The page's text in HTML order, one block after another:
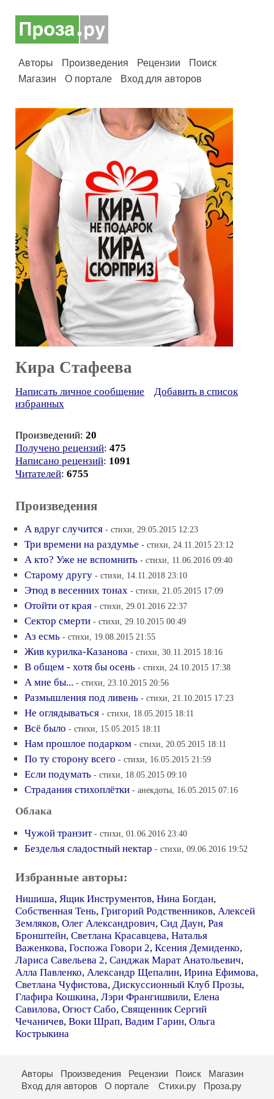
Авторы Произведения Рецензии
Поиск
Магазин
О портале Вход для авторов
Кира Стафеева
Написать личное сообщение
Добавить в список
избранных
Произведений: 20
Получено рецензий: 475
Написано рецензий: 1091
Читателей: 6755
Произведения
А вдруг случится - стихи, 29.05.2015 12:23
Три времени на раздумье - стихи, 24.11.2015 23:12
А кто? Уже не вспомнить - стихи, 11.06.2016 09:40
Старому другу - стихи, 14.11.2018 23:10
Этюд в весенних тонах - стихи, 21.05.2015 17:09
Отойти от края - стихи, 29.01.2016 22:37
Сектор смерти - стихи, 29.10.2015 00:49
Аз есмь - стихи, 19.08.2015 21:55
Жив курилка-Казанова - стихи, 30.11.2015 18:16
В общем - хотя бы осень - стихи, 24.10.2015 17:38
А мне бы... - стихи, 23.10.2015 20:56
Размышления под ливень - стихи, 21.10.2015 17:23
Не оглядываться - стихи, 18.05.2015 18:11
Всё было - стихи, 15.05.2015 18:11
Нам прошлое подарком - стихи, 20.05.2015 18:11
По ту сторону всего - стихи, 16.05.2015 21:59
Если подумать - стихи, 18.05.2015 09:10
Страдания стихоплётки - анекдоты, 16.05.2015 07:16
Облака
Чужой транзит - стихи, 01.06.2016 23:40
Безделья сладостный нектар - стихи, 09.06.2016 19:52
Избранные авторы:
Нишиша, Ящик Инструментов, Нина Богдан,
Собственная Тень, Григорий Родственников, Алексей
Земляков, Олег Александрович, Сид Даун, Рая
Бронштейн, Светлана Красавцева, Наталья
Важенкова, Госпожа Говори 2, Ксения Демиденко,
Лариса Савельева 2, Санджак Марат Анатольевич,
Алла Павленко, Александр Щепалин, Ирина Ефимова,
Светлана Чуфистова, Дискуссионный Клуб Прозы,
Глафира Кошкина, Лэри Франгишвили, Елена
Савилова, Огюст Сабо, Священник Сергий
Чечаничев, Воки Шрап, Вадим Гарин, Ольга
Кострыкина
Авторы Произведения Рецензии Поиск
Магазин
Вход для авторов
О портале Стихи.ру Проза.ру